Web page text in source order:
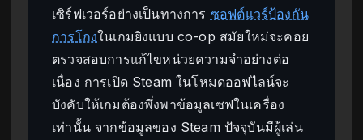
เซิร์ฟเวอร์อย่างเป็นทางการ ซอฟต์แวร์ป้องกัน
การโกงในเกมยิงแบบ co-op สมัยใหม่จะคอย
ตรวจสอบการแก้ไขหน่วยความจำอย่างต่อ
เนื่อง การเปิด Steam ในโหมดออฟไลน์จะ
บังคับให้เกมต้องพึ่งพาข้อมูลเซฟในเครื่อง
เท่านั้น จากข้อมูลของ Steam ปัจจุบันมีผู้เล่น